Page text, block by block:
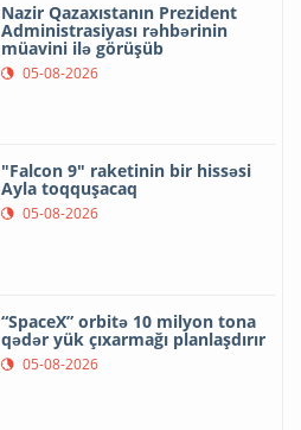
Nazir Qazaxıstanın Prezident
Administrasiyası rəhbərinin
müavini ilə görüşüb
05-08-2026
"Falcon 9" raketinin bir hissəsi
Ayla toqquşacaq
05-08-2026
“SpaceX” orbitə 10 milyon tona
qədər yük çıxarmağı planlaşdırır
05-08-2026